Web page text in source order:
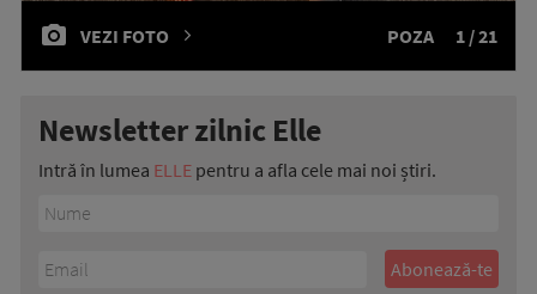
VEZI FOTO POZA 1 / 21
Newsletter zilnic Elle
Intră în lumea ELLE pentru a afla cele mai noi știri.